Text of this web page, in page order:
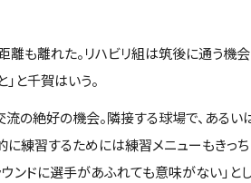
も離れた。リハビリ組は筑後に通う機会
と千賀はいう。
の絶好の機会。隣接する球場で、あるい
練習するためには練習メニューもきっ
ンドに選手があふれても意味がない」と